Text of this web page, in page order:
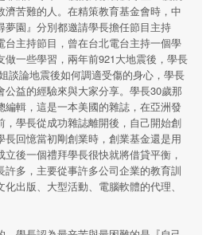
苦難的人。在精策教育基金會時，中
夢園』分別都邀請學長擔任節目主持
台主持節目，曾在台北電台主持一個學
做一些學習，兩年前921大地震後，學長
談論地震後如何調適受傷的身心，學長
益的經驗來與大家分享。學長30歲那
輯，這是一本美國的雜誌，在亞洲發
，學長從成功雜誌離開後，自己開始創
長回憶當初剛創業時，創業基金還是用
後一個禮拜學長很快就將借貸平衡，
多，主要從事許多公司企業的教育訓
出版、大型活動、電腦軟體的代理、